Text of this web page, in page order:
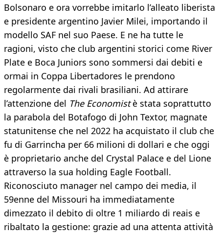
Bolsonaro e ora vorrebbe imitarlo l’alleato liberista
e presidente argentino Javier Milei, importando il
modello SAF nel suo Paese. E ne ha tutte le
ragioni, visto che club argentini storici come River
Plate e Boca Juniors sono sommersi dai debiti e
ormai in Coppa Libertadores le prendono
regolarmente dai rivali brasiliani. Ad attirare
l’attenzione del The Economistè stata soprattutto
la parabola del Botafogo di John Textor, magnate
statunitense che nel 2022 ha acquistato il club che
fu di Garrincha per 66 milioni di dollari e che oggi
è proprietario anche del Crystal Palace e del Lione
attraverso la sua holding Eagle Football.
Riconosciuto manager nel campo dei media, il
59enne del Missouri ha immediatamente
dimezzato il debito di oltre 1 miliardo di reais e
ribaltato la gestione: grazie ad una attenta attività